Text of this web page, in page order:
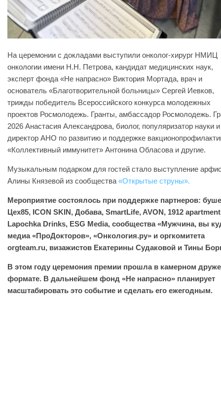
На церемонии с докладами выступили онколог-хирург НМИЦ
онкологии имени Н.Н. Петрова, кандидат медицинских наук,
эксперт фонда «Не напрасно» Виктория Мортада, врач и
основатель «Благотворительной больницы» Сергей Иевков,
трижды победитель Всероссийского конкурса молодежных
проектов Росмолодежь. Гранты, амбассадор Росмолодежь.
2026 Анастасия Александрова, биолог, популяризатор науки и
директор АНО по развитию и поддержке
«Коллективный иммунитет» Антонина Обласова и другие.
Музыкальным подарком для гостей стало выступление
Алины Князевой из сообщества «Открытые струны».
Мероприятие состоялось при поддержке партнеров:
Цех85, ICON SKIN, Добава, SmartLife, AVON, 1912
Lapochka Drinks, ESG Media, сообщества «Мужчина, вы
медиа «ПроДокторов», «Онкология.ру» и оргкомитета
orgteam.ru, визажистов Екатерины Судаковой и Тины
В этом году церемония премии прошла в камерном
формате. В дальнейшем фонд «Не напрасно» планирует
масштабировать это событие и сделать его ежегодным.